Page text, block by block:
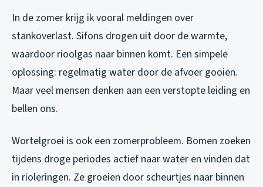
In de zomer krijg ik vooral meldingen over
stankoverlast. Sifons drogen uit door de warmte,
waardoor rioolgas naar binnen komt. Een simpele
oplossing: regelmatig water door de afvoer gooien.
Maar veel mensen denken aan een verstopte leiding en
bellen ons.
Wortelgroei is ook een zomerprobleem. Bomen zoeken
tijdens droge periodes actief naar water en vinden dat
in rioleringen. Ze groeien door scheurtjes naar binnen